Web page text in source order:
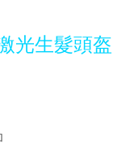
光生髮頭盔